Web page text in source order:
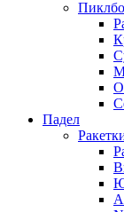
Падел